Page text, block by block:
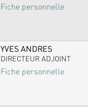
Fiche personnelle
YVES ANDRES
DIRECTEUR ADJOINT
Fiche personnelle